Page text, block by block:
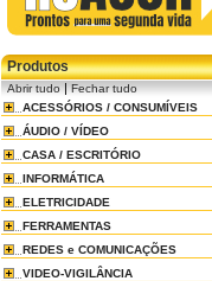
Produtos
Abrir tudo|Fechar tudo
ACESSÓRIOS / CONSUMÍVEIS
ÁUDIO / VÍDEO
CASA / ESCRITÓRIO
INFORMÁTICA
ELETRICIDADE
FERRAMENTAS
REDES e COMUNICAÇÕES
VIDEO-VIGILÂNCIA